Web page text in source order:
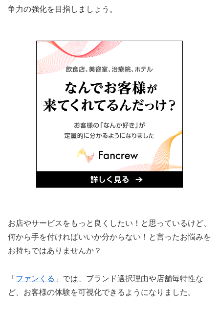
争力の強化を目指しましょう。
お店やサービスをもっと良くしたい！と思っているけど、
何から手を付ければいいか分からない！と言ったお悩みを
お持ちではありませんか？
「 ファンくる 」では、ブランド選択理由や店舗毎特性な
ど、お客様の体験を可視化できるようになりました。